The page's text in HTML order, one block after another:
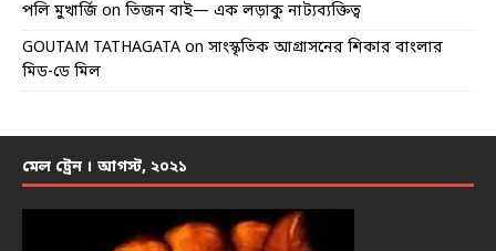
পলি মুখার্জি on তিজন বাই— এক লড়াকু নাট্যব্যক্তিত্ব
GOUTAM TATHAGATA on সাংস্কৃতিক আগ্রাসনের শিকার বাংলার
মিড-ডে মিল
মেল ট্রেন । আগস্ট, ২০২১